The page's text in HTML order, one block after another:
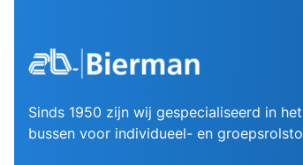
Sinds 1950 zijn wij gespecialiseerd in
bussen voor individueel- en